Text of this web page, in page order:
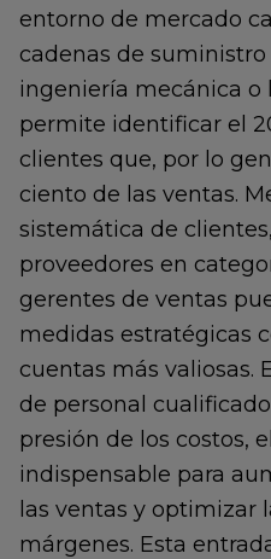
entorno de mercado
cadenas de
ingeniería mecánica
permite identificar el
clientes que, por lo
ciento de las ventas.
sistemática de
proveedores en
gerentes de ventas
medidas estratégicas
cuentas más valiosas.
de personal
presión de los costos,
indispensable para
las ventas y optimizar
márgenes. Esta